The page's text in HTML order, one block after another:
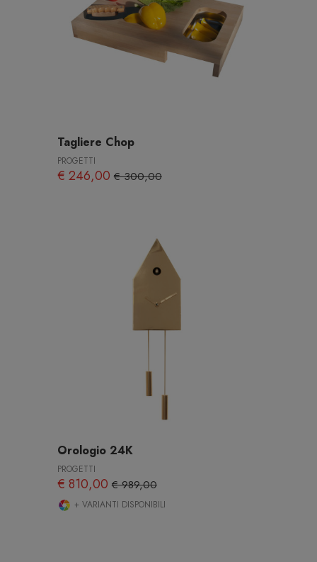
Tagliere Chop
PROGETTI
€ 246,00€ 300,00
Orologio 24K
PROGETTI
€ 810,00€ 989,00
+ VARIANTI DISPONIBILI